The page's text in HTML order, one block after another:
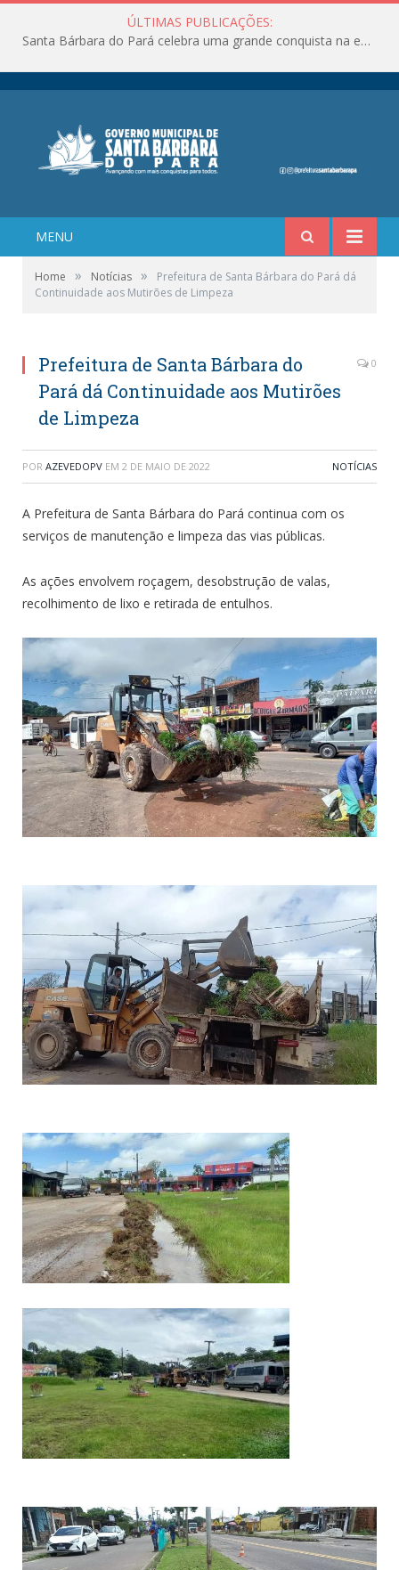
ÚLTIMAS PUBLICAÇÕES:
Santa Bárbara do Pará celebra uma grande conquista na educação!
MENU
Home » Notícias »
Prefeitura de Santa Bárbara do Pará dá
Continuidade aos Mutirões de Limpeza
Prefeitura de Santa Bárbara do
Pará dá Continuidade aos Mutirões
de Limpeza
0
POR AZEVEDOPV EM 2 DE MAIO DE 2022 NOTÍCIAS
A Prefeitura de Santa Bárbara do Pará continua com os
serviços de manutenção e limpeza das vias públicas.
As ações envolvem roçagem, desobstrução de valas,
recolhimento de lixo e retirada de entulhos.